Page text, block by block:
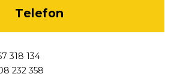
Telefon
318 134
232 358